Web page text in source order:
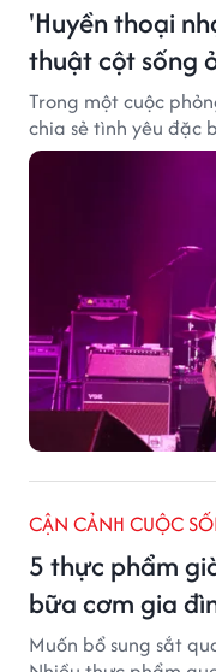
'Huyền thoại
thuật cột sống
Trong một cuộc
chia sẻ tình yêu đặc
CẬN CẢNH CUỘC
5 thực phẩm
bữa cơm gia
Muốn bổ sung sắt